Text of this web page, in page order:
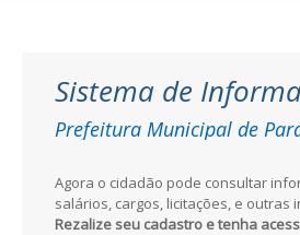
Sistema de
Prefeitura Municipal de
Agora o cidadão pode consultar
salários, cargos, licitações, e outras
Rezalize seu cadastro e tenha